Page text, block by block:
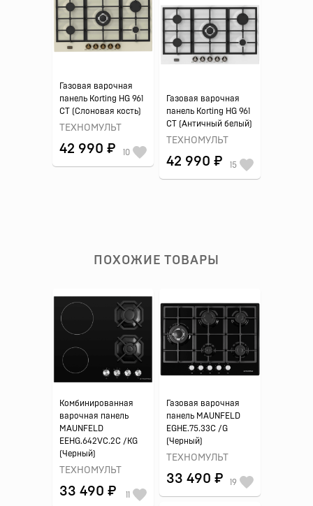
Газовая варочная
панель Korting HG 961
CT (Слоновая кость)
ТЕХНОМУЛЬТ
42 990 ₽ 10
Газовая варочная
панель Korting HG 961
CT (Античный белый)
ТЕХНОМУЛЬТ
42 990 ₽ 15
ПОХОЖИЕ ТОВАРЫ
Комбинированная
варочная панель
MAUNFELD
EEHG.642VC.2C /KG
(Черный)
ТЕХНОМУЛЬТ
33 490 ₽ 11
Газовая варочная
панель MAUNFELD
EGHE.75.33C /G
(Черный)
ТЕХНОМУЛЬТ
33 490 ₽ 19